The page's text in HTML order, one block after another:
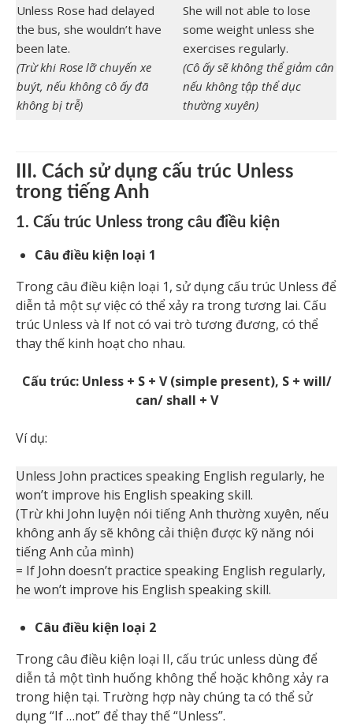
Unless Rose had delayed
the bus, she wouldn’t have
been late.
(Trừ khi Rose lỡ chuyến xe
buýt, nếu không cô ấy đã
không bị trễ)
She will not able to lose
some weight unless she
exercises regularly.
(Cô ấy sẽ không thể giảm cân
nếu không tập thể dục
thường xuyên)
III. Cách sử dụng cấu trúc Unless
trong tiếng Anh
1. Cấu trúc Unless trong câu điều kiện
Câu điều kiện loại 1
Trong câu điều kiện loại 1, sử dụng cấu trúc Unless để
diễn tả một sự việc có thể xảy ra trong tương lai. Cấu
trúc Unless và If not có vai trò tương đương, có thể
thay thế kinh hoạt cho nhau.
Cấu trúc: Unless + S + V (simple present), S + will/
can/ shall + V
Ví dụ:
Unless John practices speaking English regularly, he
won’t improve his English speaking skill.
(Trừ khi John luyện nói tiếng Anh thường xuyên, nếu
không anh ấy sẽ không cải thiện được kỹ năng nói
tiếng Anh của mình)
= If John doesn’t practice speaking English regularly,
he won’t improve his English speaking skill.
Câu điều kiện loại 2
Trong câu điều kiện loại II, cấu trúc unless dùng để
diễn tả một tình huống không thể hoặc không xảy ra
trong hiện tại. Trường hợp này chúng ta có thể sử
dụng “If …not” để thay thế “Unless”.